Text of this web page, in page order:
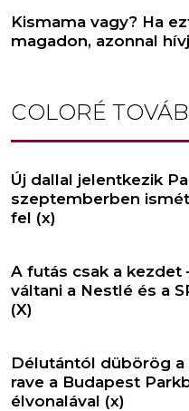
Kismama vagy? Ha
magadon, azonnal
COLORÉ
Új dallal jelentkezik
szeptemberben
fel (x)
A futás csak a
váltani a Nestlé és a
(X)
Délutántól dübörög
rave a Budapest
élvonalával (x)